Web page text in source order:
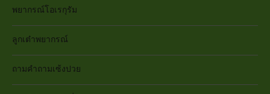
พยากรณ์โอเรกุรัม
ลูกเต๋าพยากรณ์
ถามคำถามเซ้งปวย